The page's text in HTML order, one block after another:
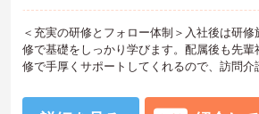
＜充実の研修とフォロー体制＞入社後は研
修で基礎をしっかり学びます。配属後も先
修で手厚くサポートしてくれるので、訪問介
プ研修もあり、日々の業務で生まれた不安や